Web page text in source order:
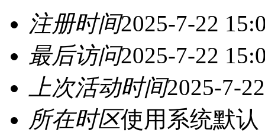
注册时间2025-7-22
最后访问2025-7-22
上次活动时间2025-7-
所在时区使用系统默认